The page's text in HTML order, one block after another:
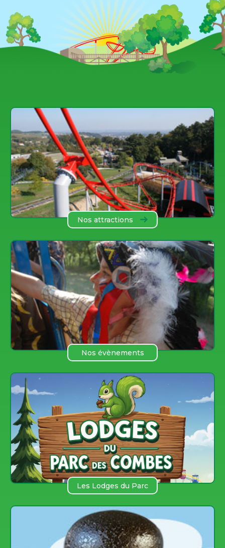
Nos attractions
Nos évènements
Les Lodges du Parc